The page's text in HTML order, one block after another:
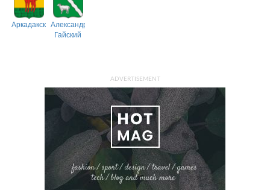
АркадакскийАлександрово-
Гайский
ADVERTISEMENT